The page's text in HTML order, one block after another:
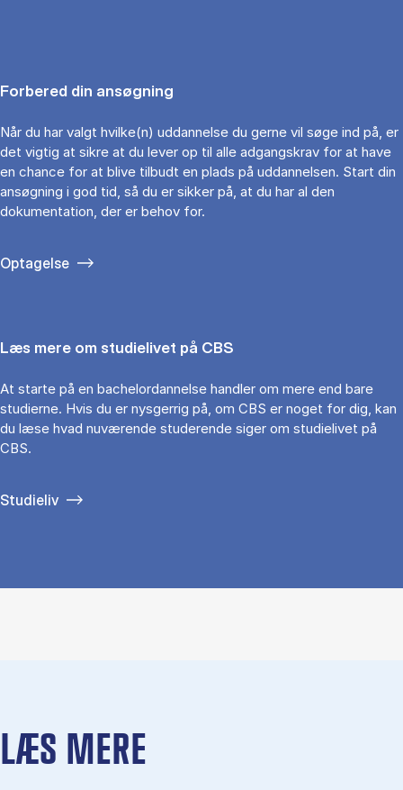
Forbered din ansøgning
Når du har valgt hvilke(n) uddannelse du gerne vil søge ind på, er
det vigtig at sikre at du lever op til alle adgangskrav for at have
en chance for at blive tilbudt en plads på uddannelsen. Start din
ansøgning i god tid, så du er sikker på, at du har al den
dokumentation, der er behov for.
Optagelse
Læs mere om studielivet på CBS
At starte på en bachelordannelse handler om mere end bare
studierne. Hvis du er nysgerrig på, om CBS er noget for dig, kan
du læse hvad nuværende studerende siger om studielivet på
CBS.
Studieliv
LÆS MERE